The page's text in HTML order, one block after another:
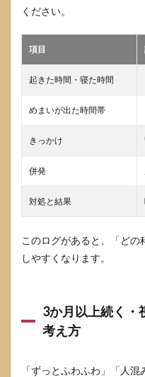
ください。
項目
起きた時間・寝た時間
めまいが出た時間帯
きっかけ
併発
対処と結果
このログがあると、「ど
しやすくなります。
3か月以上続く・
考え方
「ずっとふわふわ」「人